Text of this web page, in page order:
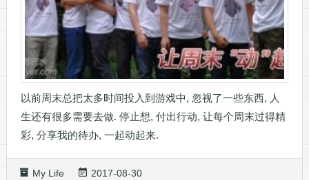
以前周末总把太多时间投入到游戏中, 忽视了一些东西, 人
生还有很多需要去做. 停止想, 付出行动, 让每个周末过得精
彩, 分享我的待办, 一起动起来.
My Life 2017-08-30